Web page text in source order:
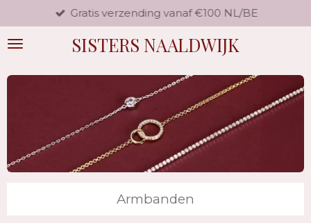
direct
naar
hoofdinhoud
SISTERS NAALDWIJK
Gratis verzending vanaf €100 NL/BE
Armbanden